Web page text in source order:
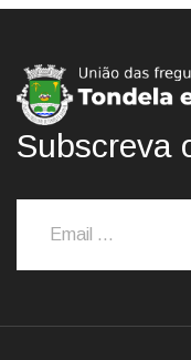
Subscreva